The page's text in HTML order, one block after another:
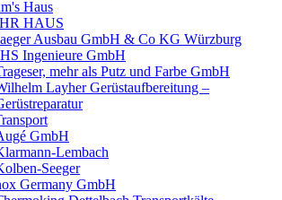
Haus
HAUS
Ausbau GmbH & Co KG Würzburg
Ingenieure GmbH
mehr als Putz und Farbe GmbH
Layher Gerüstaufbereitung –
GmbH
Lembach
Seeger
Germany GmbH